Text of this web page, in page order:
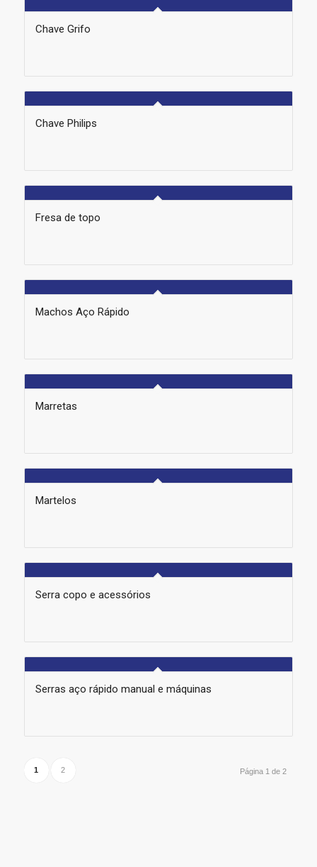
Chave Grifo
Chave Philips
Fresa de topo
Machos Aço Rápido
Marretas
Martelos
Serra copo e acessórios
Serras aço rápido manual e máquinas
Página 1 de 2
1 2